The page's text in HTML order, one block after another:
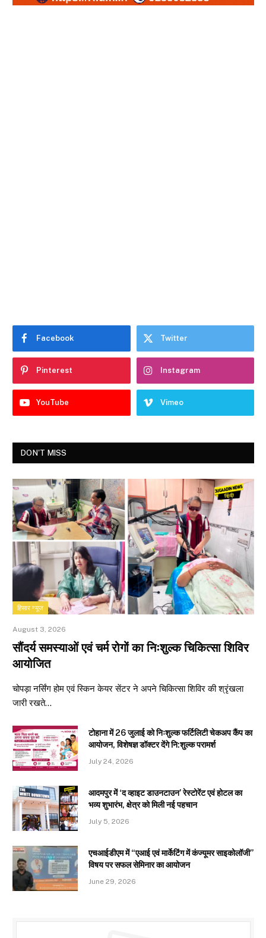
Facebook Twitter
Pinterest Instagram
YouTube Vimeo
DON'T MISS
हिसार न्यूज
August 3, 2026
सौंदर्य समस्याओं एवं चर्म रोगों का निःशुल्क चिकित्सा शिविर
आयोजित
चोपड़ा नर्सिंग होम एवं स्किन केयर सेंटर ने अपने चिकित्सा शिविर की श्रृंखला
जारी रखते…
टोहाना में 26 जुलाई को निःशुल्क फर्टिलिटी चेकअप कैंप का
आयोजन, विशेषज्ञ डॉक्टर देंगे नि:शुल्क परामर्श
July 24, 2026
आदमपुर में ‘द व्हाइट डाउनटाउन’ रेस्टोरेंट एवं होटल का
भव्य शुभारंभ, क्षेत्र को मिली नई पहचान
July 5, 2026
एचआईडीएम में “एआई एवं मार्केटिंग में कंज्यूमर साइकोलॉजी”
विषय पर सफल सेमिनार का आयोजन
June 29, 2026